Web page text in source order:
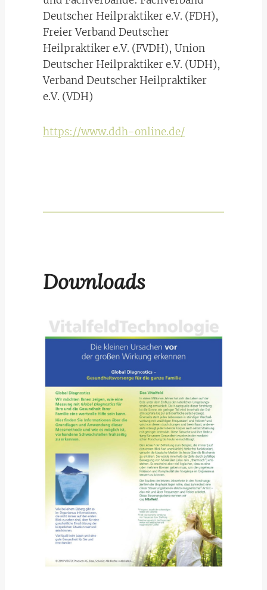
Deutscher Heilpraktiker e.V. (FDH),
Freier Verband Deutscher
Heilpraktiker e.V. (FVDH), Union
Deutscher Heilpraktiker e.V. (UDH),
Verband Deutscher Heilpraktiker
e.V. (VDH)
https://www.ddh-online.de/
Downloads